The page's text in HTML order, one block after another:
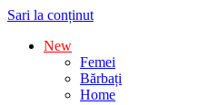
Sari la conținut
New
Femei
Bărbați
Home